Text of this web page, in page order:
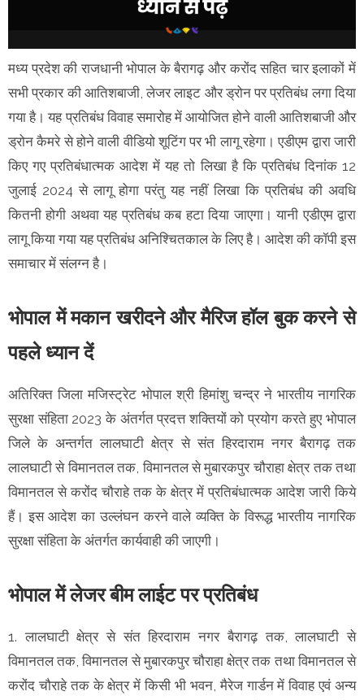
मध्य प्रदेश की राजधानी भोपाल के बैरागढ़ और करोंद सहित चार इलाकों में
सभी प्रकार की आतिशबाजी, लेजर लाइट और ड्रोन पर प्रतिबंध लगा दिया
गया है। यह प्रतिबंध विवाह समारोह में आयोजित होने वाली आतिशबाजी और
ड्रोन कैमरे से होने वाली वीडियो शूटिंग पर भी लागू रहेगा। एडीएम द्वारा जारी
किए गए प्रतिबंधात्मक आदेश में यह तो लिखा है कि प्रतिबंध दिनांक 12
जुलाई 2024 से लागू होगा परंतु यह नहीं लिखा कि प्रतिबंध की अवधि
कितनी होगी अथवा यह प्रतिबंध कब हटा दिया जाएगा। यानी एडीएम द्वारा
लागू किया गया यह प्रतिबंध अनिश्चितकाल के लिए है। आदेश की कॉपी इस
समाचार में संलग्न है।
भोपाल में मकान खरीदने और मैरिज हॉल बुक करने से
पहले ध्यान दें
अतिरिक्त जिला मजिस्ट्रेट भोपाल श्री हिमांशु चन्द्र ने भारतीय नागरिक
सुरक्षा संहिता 2023 के अंतर्गत प्रदत्त शक्तियों को प्रयोग करते हुए भोपाल
जिले के अन्तर्गत लालघाटी क्षेत्र से संत हिरदाराम नगर बैरागढ़ तक
लालघाटी से विमानतल तक, विमानतल से मुबारकपुर चौराहा क्षेत्र तक तथा
विमानतल से करोंद चौराहे तक के क्षेत्र में प्रतिबंधात्मक आदेश जारी किये
हैं। इस आदेश का उल्लंघन करने वाले व्यक्ति के विरूद्ध भारतीय नागरिक
सुरक्षा संहिता के अंतर्गत कार्यवाही की जाएगी।
भोपाल में लेजर बीम लाईट पर प्रतिबंध
1. लालघाटी क्षेत्र से संत हिरदाराम नगर बैरागढ़ तक, लालघाटी से
विमानतल तक, विमानतल से मुबारकपुर चौराहा क्षेत्र तक तथा विमानतल से
करोंद चौराहे तक के क्षेत्र में किसी भी भवन, मैरेज गार्डन में विवाह एवं अन्य